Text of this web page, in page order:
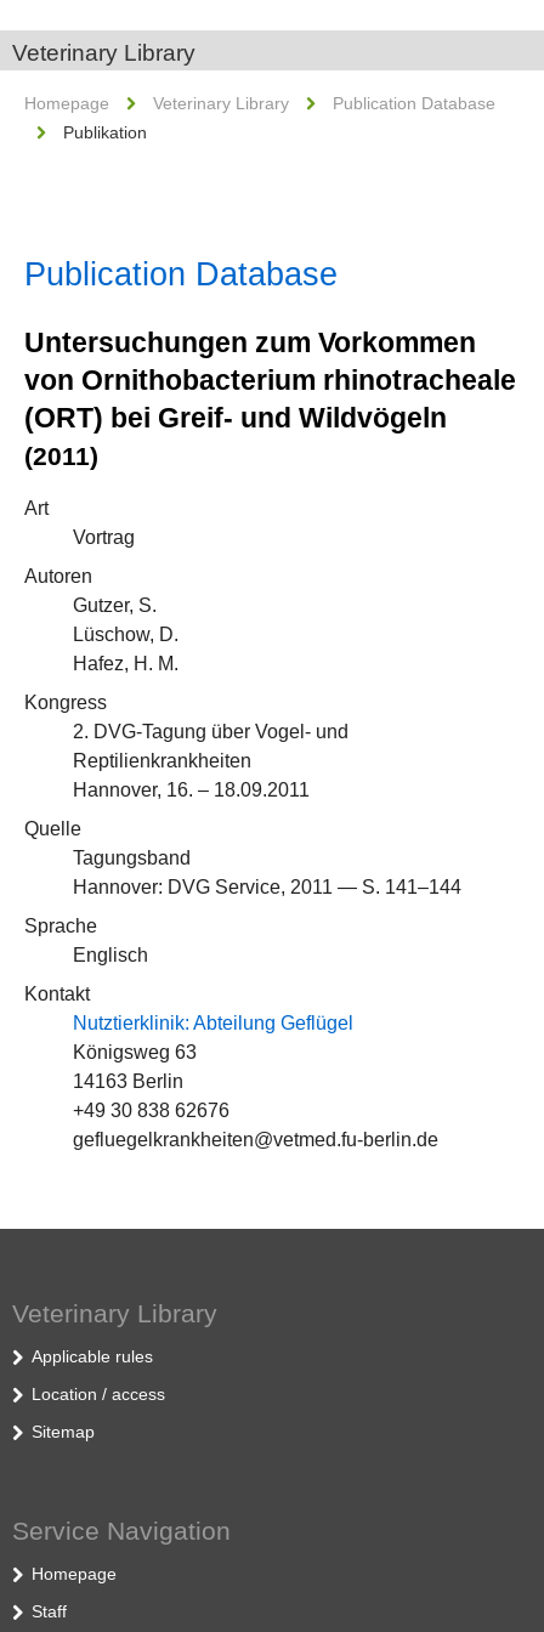
Veterinary Library
Homepage Veterinary Library
Publication Database
Publikation
Publication Database
Untersuchungen zum Vorkommen
von Ornithobacterium rhinotracheale
(ORT) bei Greif- und Wildvögeln
(2011)
Art
Vortrag
Autoren
Gutzer, S.
Lüschow, D.
Hafez, H. M.
Kongress
2. DVG-Tagung über Vogel- und
Reptilienkrankheiten
Hannover, 16. – 18.09.2011
Quelle
Tagungsband
Hannover: DVG Service, 2011 — S. 141–144
Sprache
Englisch
Kontakt
Nutztierklinik: Abteilung Geflügel
Königsweg 63
14163 Berlin
+49 30 838 62676
gefluegelkrankheiten@vetmed.fu-berlin.de
Veterinary Library
Applicable rules
Location / access
Sitemap
Service Navigation
Homepage
Staff